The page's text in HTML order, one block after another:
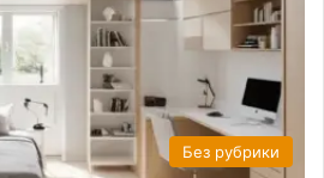
Без рубрики